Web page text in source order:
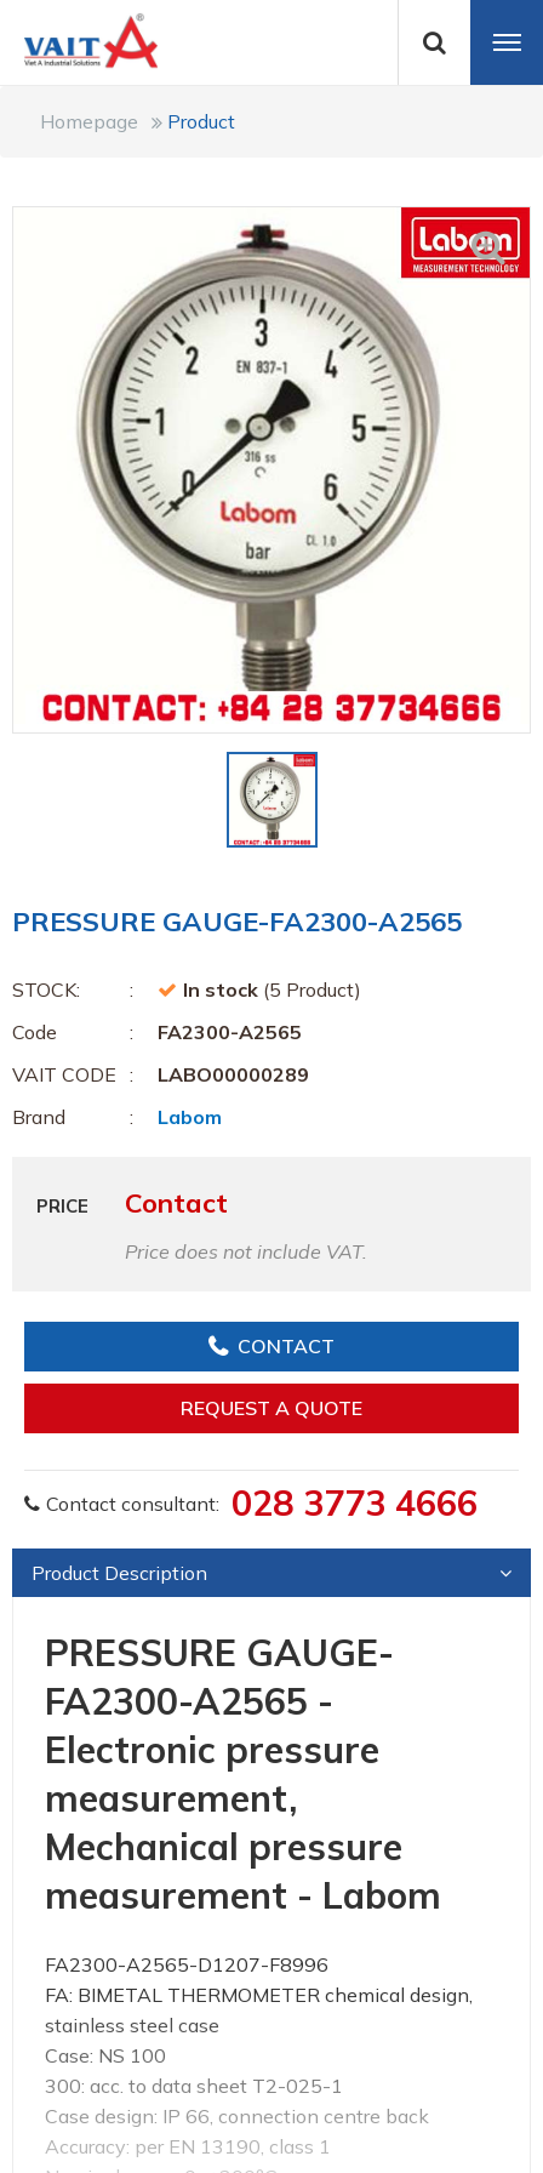
Homepage Product
PRESSURE GAUGE-FA2300-A2565
STOCK: In stock (5 Product)
Code
FA2300-A2565
VAIT CODE
LABO00000289
Brand
Labom
PRICE Contact
Price does not include VAT.
CONTACT
REQUEST A QUOTE
Contact consultant: 028 3773 4666
Product Description
PRESSURE GAUGE-
FA2300-A2565 -
Electronic pressure
measurement,
Mechanical pressure
measurement - Labom
FA2300-A2565-D1207-F8996
FA: BIMETAL THERMOMETER chemical design,
stainless steel case
Case: NS 100
300: acc. to data sheet T2-025-1
Case design: IP 66, connection centre back
Accuracy: per EN 13190, class 1